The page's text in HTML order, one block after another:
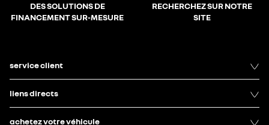
DES SOLUTIONS DE
FINANCEMENT SUR-MESURE
RECHERCHEZ SUR NOTRE
SITE
service client
liens directs
achetez votre véhicule